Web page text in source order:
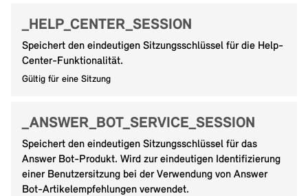
_HELP_CENTER_SESSION
Speichert den eindeutigen Sitzungsschlüssel für die Help-
Center-Funktionalität.
Gültig für eine Sitzung
_ANSWER_BOT_SERVICE_SESSION
Speichert den eindeutigen Sitzungsschlüssel für das
Answer Bot-Produkt. Wird zur eindeutigen Identifizierung
einer Benutzersitzung bei der Verwendung von Answer
Bot-Artikelempfehlungen verwendet.